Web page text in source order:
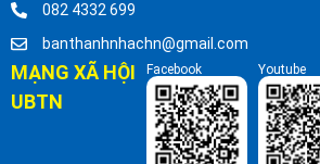
082 4332 699
banthanhnhachn@gmail.com
MẠNG XÃ HỘI
UBTN
Facebook Youtube